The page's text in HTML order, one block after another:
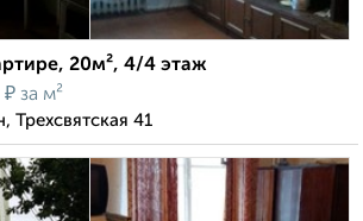
20м², 4/4 этаж
₽ за м²
Трехсвятская 41